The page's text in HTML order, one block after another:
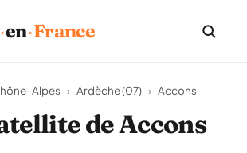
·en·France
Alpes › Ardèche (07) › Accons
de Accons